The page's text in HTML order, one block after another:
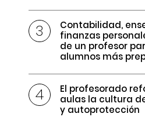
Contabilidad,
finanzas
de un profesor
alumnos más
El profesorado
aulas la cultura
y autoprotección